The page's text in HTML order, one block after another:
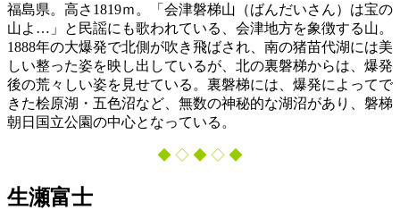
福島県。高さ1819ｍ。「会津磐梯山（ばんだいさん）は宝の
山よ…」と民謡にも歌われている、会津地方を象徴する山。
1888年の大爆発で北側が吹き飛ばされ、南の猪苗代湖には美
しい整った姿を映し出しているが、北の裏磐梯からは、爆発
後の荒々しい姿を見せている。裏磐梯には、爆発によってで
きた桧原湖・五色沼など、無数の神秘的な湖沼があり、磐梯
朝日国立公園の中心となっている。
◆ ◇ ◆ ◇ ◆
生瀬富士